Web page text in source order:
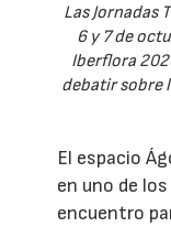
Las Jornadas
6 y 7 de
Iberflora
debatir sobre
El espacio
en uno de
encuentro